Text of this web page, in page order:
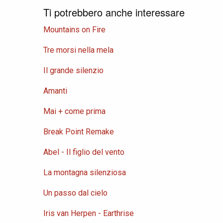
Ti potrebbero anche interessare
Mountains on Fire
Tre morsi nella mela
Il grande silenzio
Amanti
Mai + come prima
Break Point Remake
Abel - Il figlio del vento
La montagna silenziosa
Un passo dal cielo
Iris van Herpen - Earthrise